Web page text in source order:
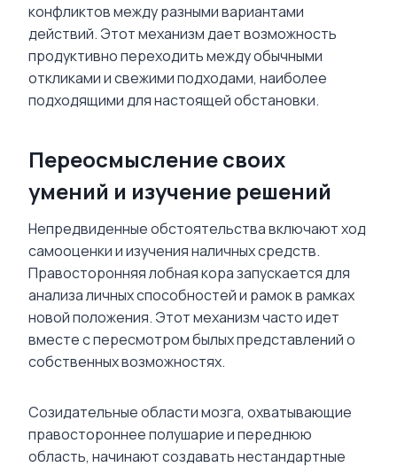
конфликтов между разными вариантами
действий. Этот механизм дает возможность
продуктивно переходить между обычными
откликами и свежими подходами, наиболее
подходящими для настоящей обстановки.
Переосмысление своих
умений и изучение решений
Непредвиденные обстоятельства включают ход
самооценки и изучения наличных средств.
Правосторонняя лобная кора запускается для
анализа личных способностей и рамок в рамках
новой положения. Этот механизм часто идет
вместе с пересмотром былых представлений о
собственных возможностях.
Созидательные области мозга, охватывающие
правостороннее полушарие и переднюю
область, начинают создавать нестандартные